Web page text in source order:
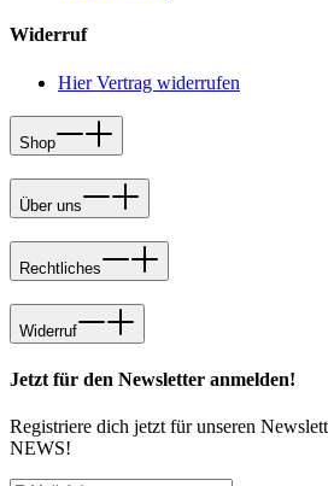
Widerruf
Hier Vertrag widerrufen
Shop
Über uns
Rechtliches
Widerruf
Jetzt für den Newsletter anmelden!
Registriere dich jetzt für unseren
NEWS!